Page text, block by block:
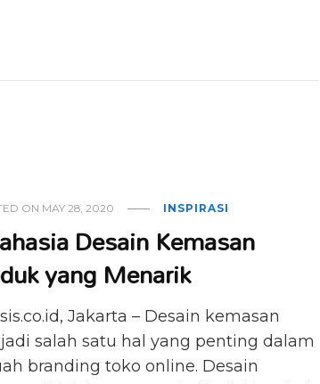
ON MAY 28, 2020 INSPIRASI
Desain Kemasan
yang Menarik
Jakarta – Desain kemasan
salah satu hal yang penting dalam
branding toko online. Desain